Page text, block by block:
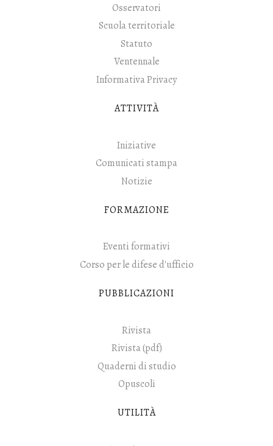
Osservatori
Scuola territoriale
Statuto
Ventennale
Informativa Privacy
ATTIVITÀ
Iniziative
Comunicati stampa
Notizie
FORMAZIONE
Eventi formativi
Corso per le difese d'ufficio
PUBBLICAZIONI
Rivista
Rivista (pdf)
Quaderni di studio
Opuscoli
UTILITÀ